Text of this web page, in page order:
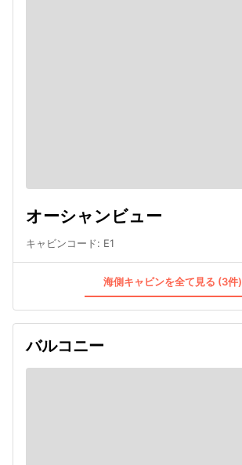
オーシャンビュー
キャビンコード: E1
海側キャビンを全て見る (3件)
バルコニー